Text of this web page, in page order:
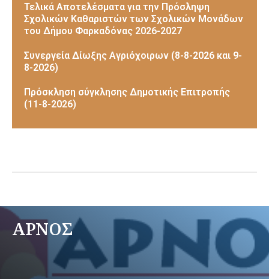
Τελικά Αποτελέσματα για την Πρόσληψη
Σχολικών Καθαριστών των Σχολικών Μονάδων
του Δήμου Φαρκαδόνας 2026-2027
Συνεργεία Δίωξης Αγριόχοιρων (8-8-2026 και 9-
8-2026)
Πρόσκληση σύγκλησης Δημοτικής Επιτροπής
(11-8-2026)
ΑΡΝΟΣ